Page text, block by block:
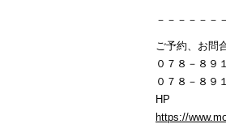
－－－－－－
ご予約、お問
０７８－８９
０７８－８９
HP
https://